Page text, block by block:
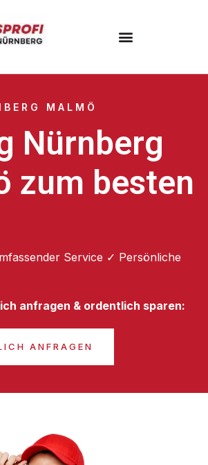
MALMÖ
Nürnberg
zum besten
Service ✓ Persönliche
anfragen & ordentlich sparen:
ANFRAGEN